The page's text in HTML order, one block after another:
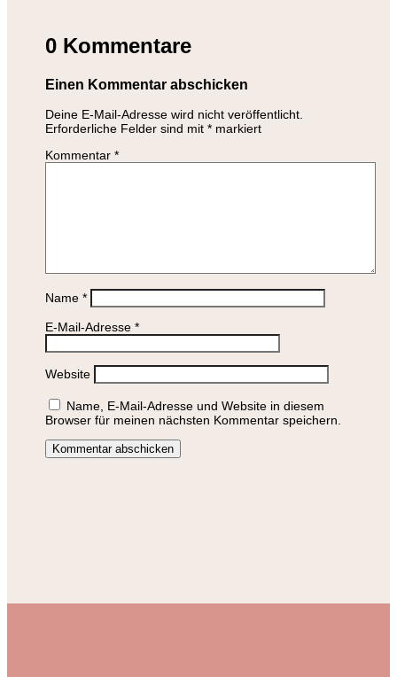
0 Kommentare
Einen Kommentar abschicken
Deine E-Mail-Adresse wird nicht veröffentlicht.
Erforderliche Felder sind mit* markiert
Kommentar*
Name*
E-Mail-Adresse*
Website
Name, E-Mail-Adresse und Website in diesem
Browser für meinen nächsten Kommentar speichern.
Kommentar abschicken